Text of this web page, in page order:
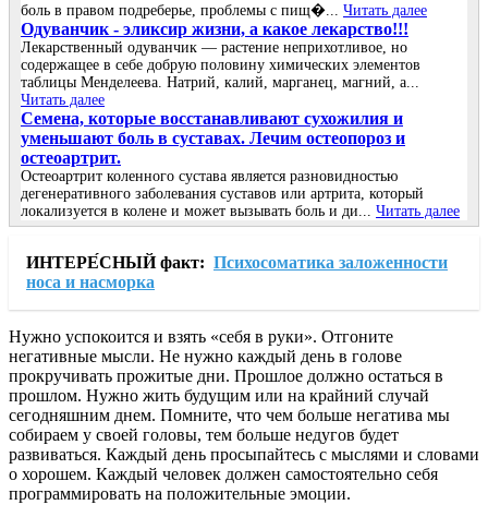
боль в правом подреберье, проблемы с пищ�... Читать далее
Одуванчик - эликсир жизни, а какое лекарство!!!
Лекарственный одуванчик — растение неприхотливое, но
содержащее в себе добрую половину химических элементов
таблицы Менделеева. Натрий, калий, марганец, магний, а...
Читать далее
Семена, которые восстанавливают сухожилия и
уменьшают боль в суставах. Лечим остеопороз и
остеоартрит.
Остеоартрит коленного сустава является разновидностью
дегенеративного заболевания суставов или артрита, который
локализуется в колене и может вызывать боль и ди... Читать далее
ИНТЕРЕ́СНЫЙ факт: Психосоматика заложенности
носа и насморка
Нужно успокоится и взять «себя в руки». Отгоните
негативные мысли. Не нужно каждый день в голове
прокручивать прожитые дни. Прошлое должно остаться в
прошлом. Нужно жить будущим или на крайний случай
сегодняшним днем. Помните, что чем больше негатива мы
собираем у своей головы, тем больше недугов будет
развиваться. Каждый день просыпайтесь с мыслями и словами
о хорошем. Каждый человек должен самостоятельно себя
программировать на положительные эмоции.